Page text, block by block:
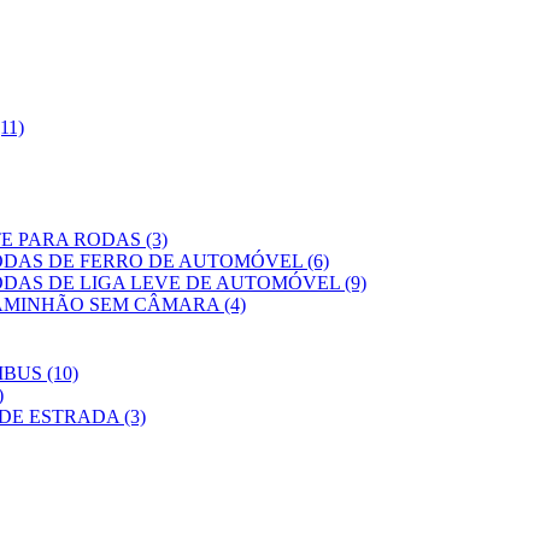
PARA RODAS (3)
DE FERRO DE AUTOMÓVEL (6)
DE LIGA LEVE DE AUTOMÓVEL (9)
SEM CÂMARA (4)
(10)
ESTRADA (3)